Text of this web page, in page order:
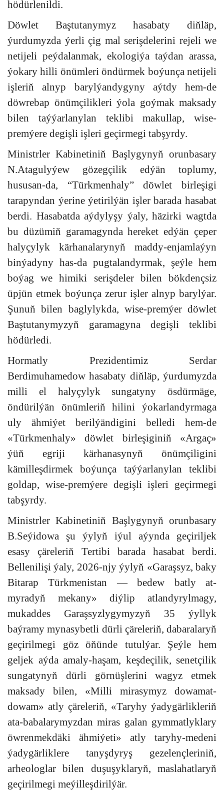
hödürlenildi.
Döwlet Baştutanymyz hasabaty diňläp,
ýurdumyzda ýerli çig mal serişdelerini rejeli we
netijeli peýdalanmak, ekologiýa taýdan arassa,
ýokary hilli önümleri öndürmek boýunça netijeli
işleriň alnyp barylýandygyny aýtdy hem-de
döwrebap önümçilikleri ýola goýmak maksady
bilen taýýarlanylan teklibi makullap, wise-
premýere degişli işleri geçirmegi tabşyrdy.
Ministrler Kabinetiniň Başlygynyň orunbasary
N.Atagulyýew gözegçilik edýän toplumy,
hususan-da, “Türkmenhaly” döwlet birleşigi
tarapyndan ýerine ýetirilýän işler barada hasabat
berdi. Hasabatda aýdylyşy ýaly, häzirki wagtda
bu düzümiň garamagynda hereket edýän çeper
halyçylyk kärhanalarynyň maddy-enjamlaýyn
binýadyny has-da pugtalandyrmak, şeýle hem
boýag we himiki serişdeler bilen bökdençsiz
üpjün etmek boýunça zerur işler alnyp barylýar.
Şunuň bilen baglylykda, wise-premýer döwlet
Baştutanymyzyň garamagyna degişli teklibi
hödürledi.
Hormatly Prezidentimiz Serdar
Berdimuhamedow hasabaty diňläp, ýurdumyzda
milli el halyçylyk sungatyny ösdürmäge,
öndürilýän önümleriň hilini ýokarlandyrmaga
uly ähmiýet berilýändigini belledi hem-de
«Türkmenhaly» döwlet birleşiginiň «Argaç»
ýüň egriji kärhanasynyň önümçiligini
kämilleşdirmek boýunça taýýarlanylan teklibi
goldap, wise-premýere degişli işleri geçirmegi
tabşyrdy.
Ministrler Kabinetiniň Başlygynyň orunbasary
B.Seýidowa şu ýylyň iýul aýynda geçiriljek
esasy çäreleriň Tertibi barada hasabat berdi.
Bellenilişi ýaly, 2026-njy ýylyň «Garaşsyz, baky
Bitarap Türkmenistan — bedew batly at-
myradyň mekany» diýlip atlandyrylmagy,
mukaddes Garaşsyzlygymyzyň 35 ýyllyk
baýramy mynasybetli dürli çäreleriň, dabaralaryň
geçirilmegi göz öňünde tutulýar. Şeýle hem
geljek aýda amaly-haşam, keşdeçilik, senetçilik
sungatynyň dürli görnüşlerini wagyz etmek
maksady bilen, «Milli mirasymyz dowamat-
dowam» atly çäreleriň, «Taryhy ýadygärlikleriň
ata-babalarymyzdan miras galan gymmatlyklary
öwrenmekdäki ähmiýeti» atly taryhy-medeni
ýadygärliklere tanyşdyryş gezelençleriniň,
arheologlar bilen duşuşyklaryň, maslahatlaryň
geçirilmegi meýilleşdirilýär.